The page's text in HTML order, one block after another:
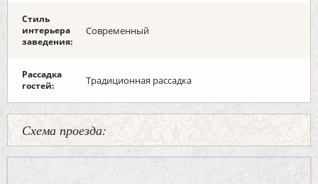
Стиль
интерьера
заведения:
Современный
Рассадка
гостей:
Традиционная рассадка
Схема проезда: